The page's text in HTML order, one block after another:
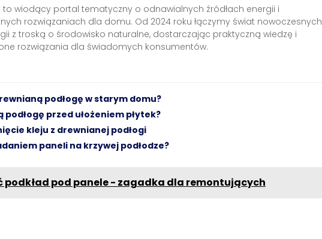
to wiodący portal tematyczny o odnawialnych źródłach energii i
rozwiązaniach dla domu. Od 2024 roku łączymy świat nowoczesnych
z troską o środowisko naturalne, dostarczając praktyczną wiedzę i
rozwiązania dla świadomych konsumentów.
podłogę w starym domu?
przed ułożeniem płytek?
kleju z drewnianej podłogi
paneli na krzywej podłodze?
podkład pod panele - zagadka dla remontujących